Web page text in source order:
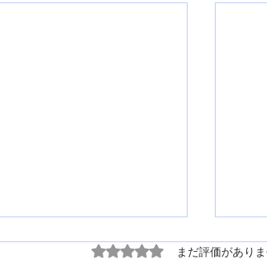
5つ星のうち0と評価されて
まだ評価があり